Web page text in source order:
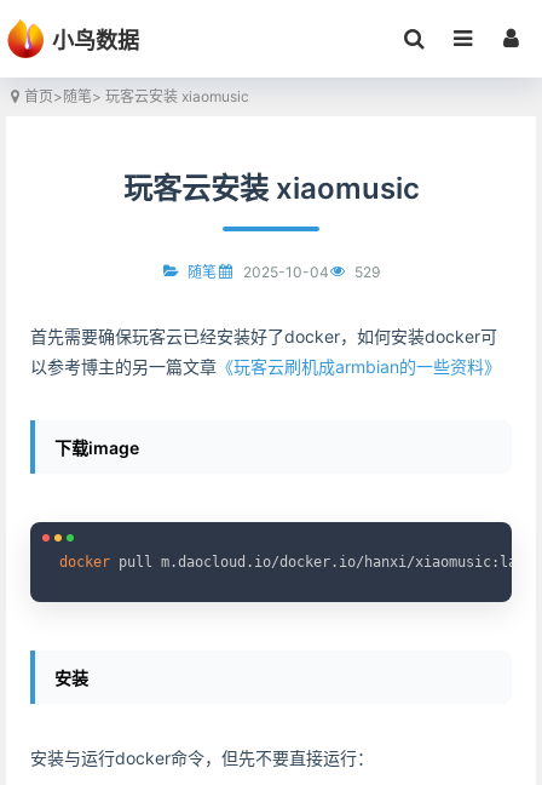
小鸟数据
首页>随笔> 玩客云安装 xiaomusic
玩客云安装 xiaomusic
随笔 2025-10-04 529
首先需要确保玩客云已经安装好了docker，如何安装docker可
以参考博主的另一篇文章 《玩客云刷机成armbian的一些资料》
下载image
docker pull m.daocloud.io/docker.io/hanxi/
安装
安装与运行docker命令，但先不要直接运行：